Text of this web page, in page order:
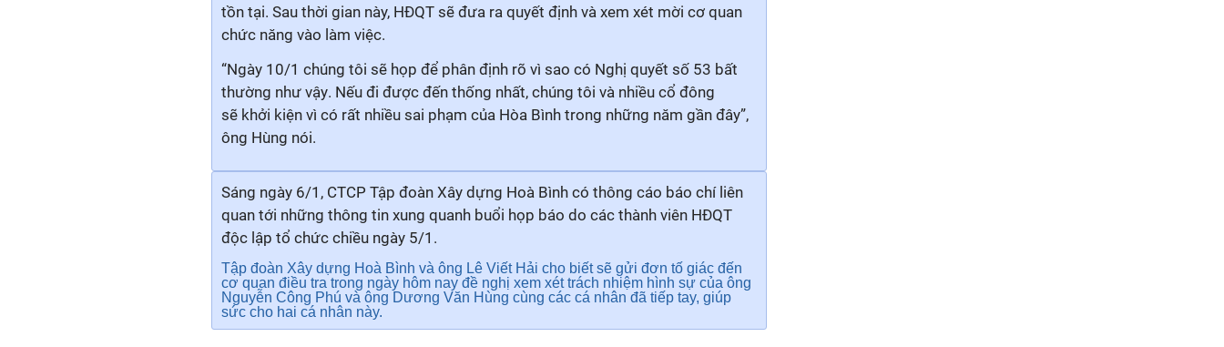
tồn tại. Sau thời gian này, HĐQT sẽ đưa ra quyết định và xem xét mời cơ quan
chức năng vào làm việc.
“Ngày 10/1 chúng tôi sẽ họp để phân định rõ vì sao có Nghị quyết số 53 bất
thường như vậy. Nếu đi được đến thống nhất, chúng tôi và nhiều cổ đông
sẽ khởi kiện vì có rất nhiều sai phạm của Hòa Bình trong những năm gần đây”,
ông Hùng nói.
Sáng ngày 6/1, CTCP Tập đoàn Xây dựng Hoà Bình có thông cáo báo chí liên
quan tới những thông tin xung quanh buổi họp báo do các thành viên HĐQT
độc lập tổ chức chiều ngày 5/1.
Tập đoàn Xây dựng Hoà Bình và ông Lê Viết Hải cho biết sẽ gửi đơn tố giác đến
cơ quan điều tra trong ngày hôm nay đề nghị xem xét trách nhiệm hình sự của ông
Nguyễn Công Phú và ông Dương Văn Hùng cùng các cá nhân đã tiếp tay, giúp
sức cho hai cá nhân này.